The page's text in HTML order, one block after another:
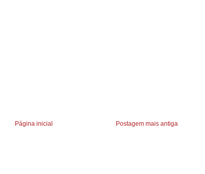
Postagem mais antiga
Página inicial